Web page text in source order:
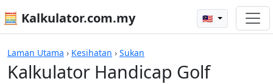
🧮 Kalkulator.com.my 🇲🇾
Laman Utama › Kesihatan › Sukan
Kalkulator Handicap Golf
Kalkulator